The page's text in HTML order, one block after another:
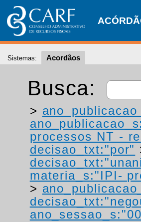
Sistemas: Acordãos
Busca:
>
processos NT -
decisao_txt:"por"
materia_s:"IPI-
>